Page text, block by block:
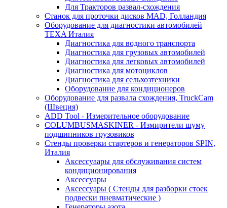
Для Тракторов развал-схождения
Станок для проточки дисков MAD, Голландия
Оборудование для диагностики автомобилей
TEXA Италия
Диагностика для водного транспорта
Диагностика для грузовых автомобилей
Диагностика для легковых автомобилей
Диагностика для мотоциклов
Диагностика для сельхозтехники
Оборудование для кондиционеров
Оборудование для развала схождения, TruckCam
(Швеция)
ADD Tool - Измерительное оборудование
COLUMBUSMASKINER - Измирители шуму
подшипников грузовиков
Стенды проверки стартеров и генераторов SPIN,
Италия
Аксессуаары для обслуживания систем
кондиционирования
Аксессуары
Аксессуары ( Стенды для разборки стоек
подвески пневматические )